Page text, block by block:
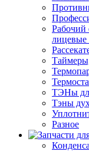
Рабочий
лицевые
ТЭНы
Тэны
Разное